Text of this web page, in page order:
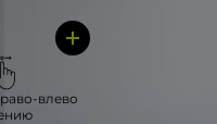
влево